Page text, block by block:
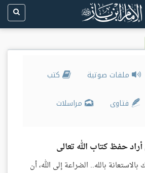
ملفات صوتية كتب
فتاوى مراسلات
حفظ كتاب الله تعالى
بالله.. الضراعة إلى الله، أن